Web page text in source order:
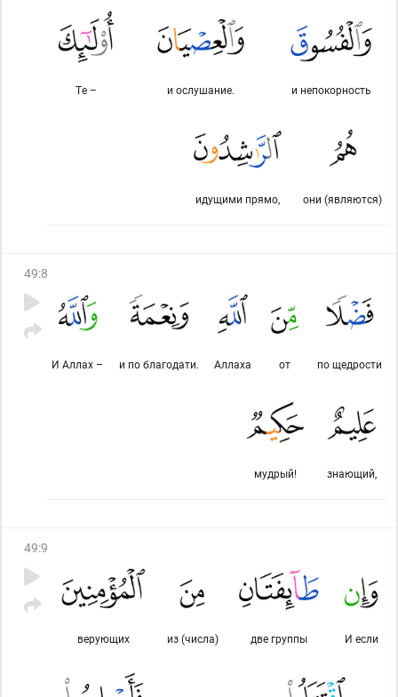
и непокорность
и ослушание.
Те –
они (являются)
идущими прямо,
49:8
по щедрости
от
Аллаха
и по благодати.
И Аллах –
знающий,
мудрый!
49:9
И если
две группы
из (числа)
верующих